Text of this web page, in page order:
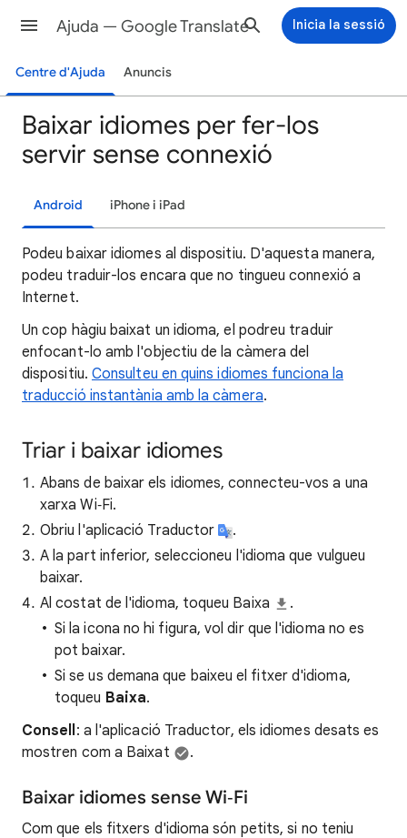
Ajuda — Google Translate Inicia la sessió
Centre d'Ajuda Anuncis
Baixar idiomes per fer-los
servir sense connexió
Android iPhone i iPad
Podeu baixar idiomes al dispositiu. D'aquesta manera,
podeu traduir-los encara que no tingueu connexió a
Internet.
Un cop hàgiu baixat un idioma, el podreu traduir
enfocant-lo amb l'objectiu de la càmera del
dispositiu. Consulteu en quins idiomes funciona la
traducció instantània amb la càmera.
Triar i baixar idiomes
Abans de baixar els idiomes, connecteu-vos a una
xarxa Wi‑Fi.
Obriu l'aplicació Traductor
.
A la part inferior, seleccioneu l'idioma que vulgueu
baixar.
Al costat de l'idioma, toqueu Baixa
.
Si la icona no hi figura, vol dir que l'idioma no es
pot baixar.
Si se us demana que baixeu el fitxer d'idioma,
toqueu Baixa.
Consell: a l'aplicació Traductor, els idiomes desats es
mostren com a Baixat
.
Baixar idiomes sense Wi‑Fi
Com que els fitxers d'idioma són petits, si no teniu